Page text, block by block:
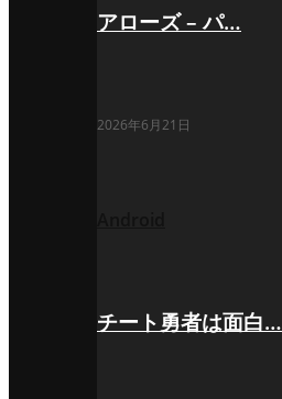
アローズ – パ…
2026年6月21日
チート勇者は面白…